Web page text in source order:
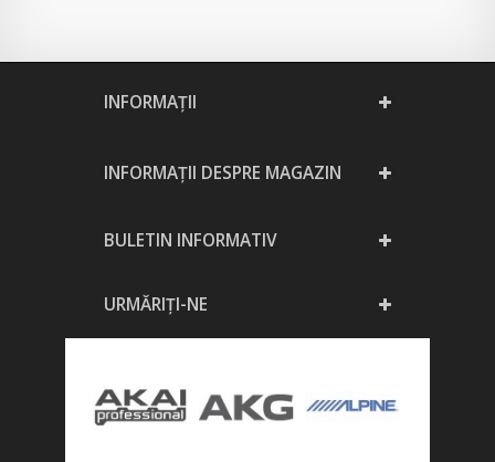
INFORMAŢII
INFORMAȚII DESPRE MAGAZIN
BULETIN INFORMATIV
URMĂRIȚI-NE